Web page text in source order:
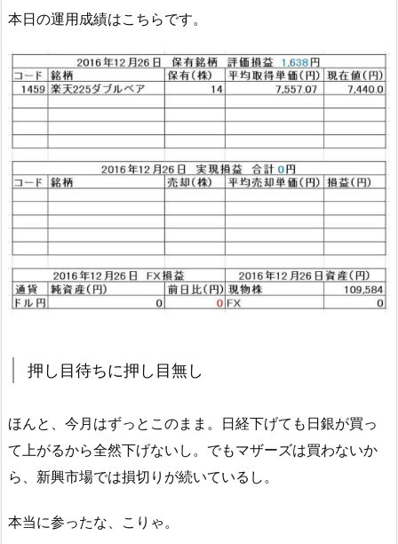
本日の運用成績はこちらです。
押し目待ちに押し目無し
ほんと、今月はずっとこのまま。日経下げても日銀が買っ
て上がるから全然下げないし。でもマザーズは買わないか
ら、新興市場では損切りが続いているし。
本当に参ったな、こりゃ。